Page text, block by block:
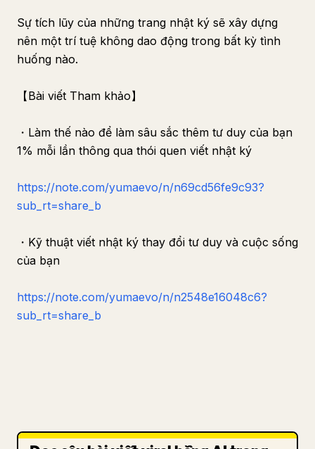
Sự tích lũy của những trang nhật ký sẽ xây dựng
nên một trí tuệ không dao động trong bất kỳ tình
huống nào.
【Bài viết Tham khảo】
・Làm thế nào để làm sâu sắc thêm tư duy của bạn
1% mỗi lần thông qua thói quen viết nhật ký
https://note.com/yumaevo/n/n69cd56fe9c93?
sub_rt=share_b
・Kỹ thuật viết nhật ký thay đổi tư duy và cuộc sống
của bạn
https://note.com/yumaevo/n/n2548e16048c6?
sub_rt=share_b